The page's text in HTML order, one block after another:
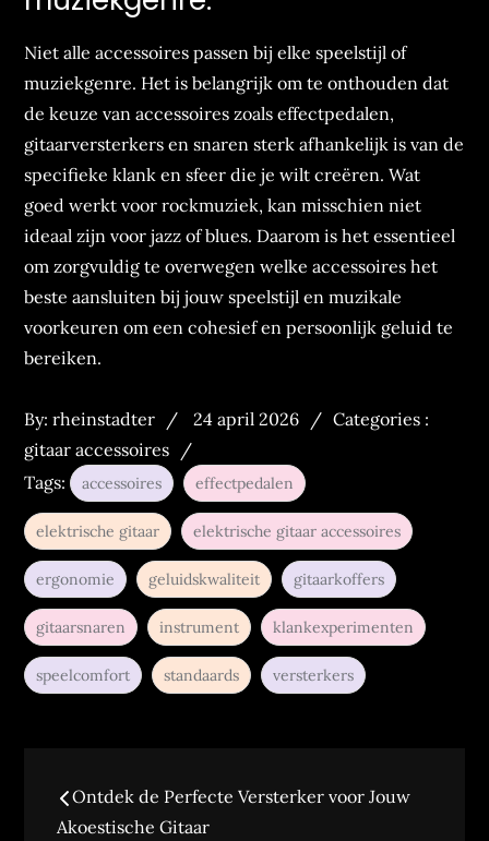
Niet alle accessoires passen bij elke speelstijl of
muziekgenre. Het is belangrijk om te onthouden dat
de keuze van accessoires zoals effectpedalen,
gitaarversterkers en snaren sterk afhankelijk is van de
specifieke klank en sfeer die je wilt creëren. Wat
goed werkt voor rockmuziek, kan misschien niet
ideaal zijn voor jazz of blues. Daarom is het essentieel
om zorgvuldig te overwegen welke accessoires het
beste aansluiten bij jouw speelstijl en muzikale
voorkeuren om een cohesief en persoonlijk geluid te
bereiken.
By:rheinstadter
Posted
on
24 april 2026
Categories
Categories :
gitaar accessoires
Tags:
accessoires effectpedalen
elektrische gitaar elektrische gitaar accessoires
ergonomie geluidskwaliteit gitaarkoffers
gitaarsnaren instrument klankexperimenten
speelcomfort standaards versterkers
Berichtnavigatie
Ontdek de Perfecte Versterker voor Jouw
Akoestische Gitaar